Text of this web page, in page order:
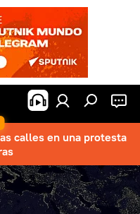
calles en una protesta